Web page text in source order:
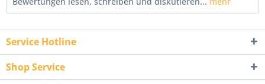
Service Hotline
Shop Service